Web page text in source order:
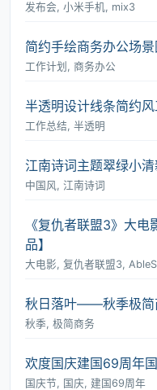
发布会, 小米手机, mix3
简约手绘商务办公场
工作计划, 商务办公
半透明设计线条简约
工作总结, 半透明
江南诗词主题翠绿小
中国风, 江南诗词
《复仇者联盟3》大
品】
大电影, 复仇者联盟3,
秋日落叶――秋季极简
秋季, 极简商务
欢度国庆建国69周年
国庆节, 国庆, 建国69周年